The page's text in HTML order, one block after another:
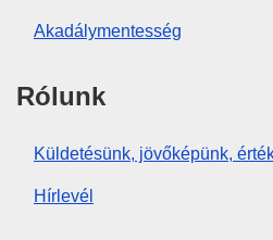
Akadálymentesség
Rólunk
Küldetésünk, jövőképünk,
Hírlevél